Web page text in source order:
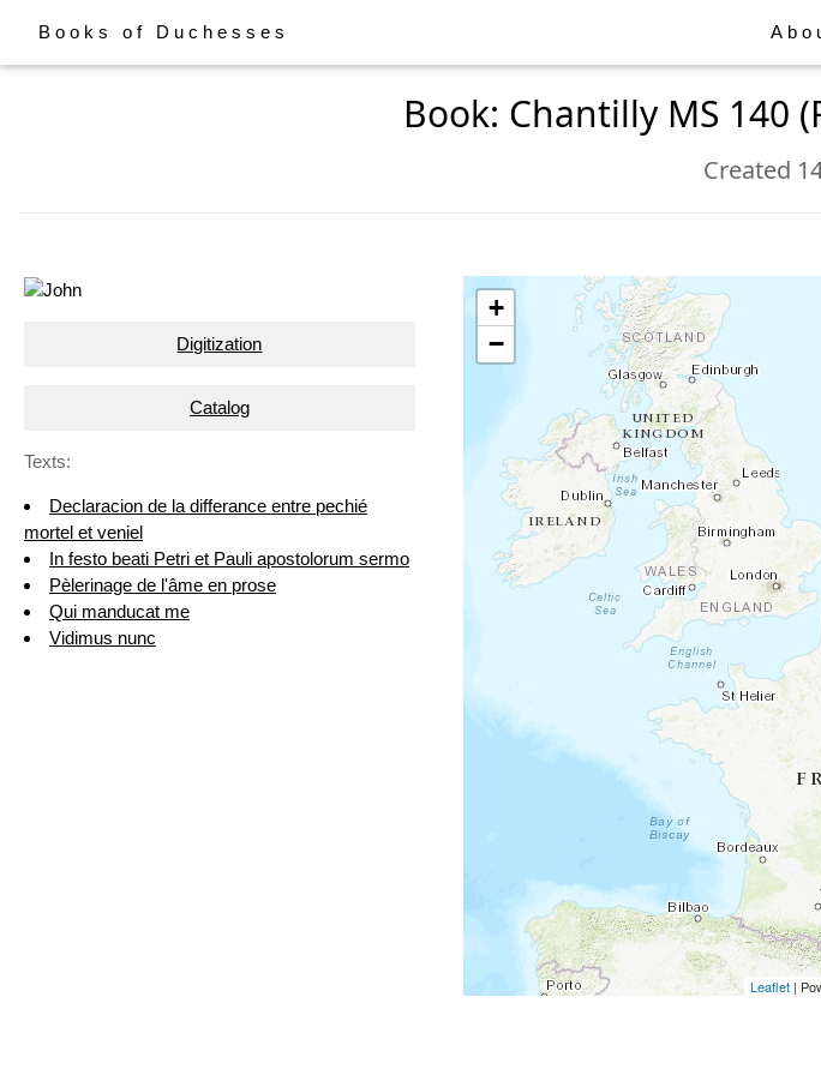
Books of Duchesses
Book: Chantilly MS 140
Created
Digitization
Catalog
Texts:
Declaracion de la differance entre pechié
mortel et veniel
In festo beati Petri et Pauli apostolorum sermo
Pèlerinage de l'âme en prose
Qui manducat me
Vidimus nunc
+
−
Leaflet|